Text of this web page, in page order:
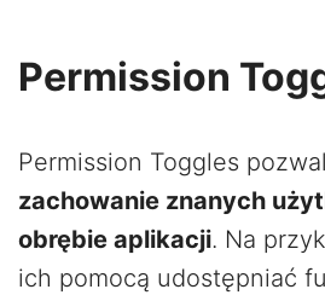
Permission
Permission Toggles
zachowanie znanych
obrębie aplikacji. Na
ich pomocą udostępniać